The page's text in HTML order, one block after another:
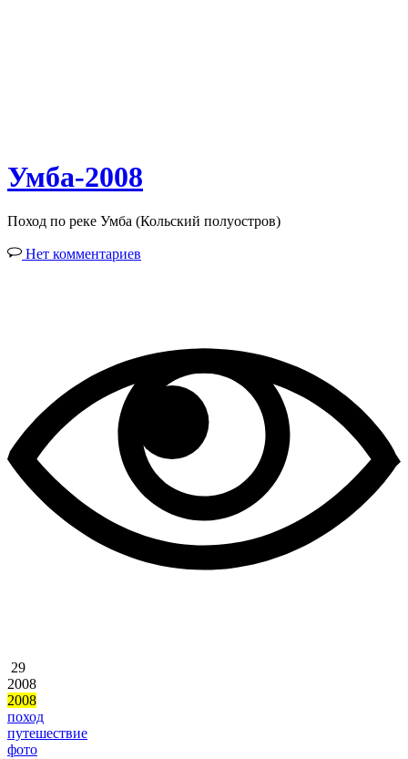
Умба-2008
Поход по реке Умба (Кольский полуостров)
Нет комментариев
29
2008
2008
поход
путешествие
фото